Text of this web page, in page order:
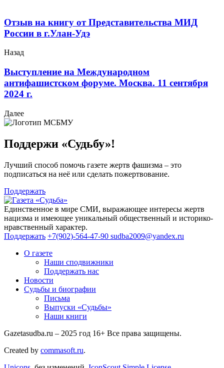
Отзыв на книгу от Представительства МИД
России в г.Улан-Удэ
Назад
Выступление на Международном
антифашистском форуме. Москва. 11 сентября
2024 г.
Далее
Поддержи «Судьбу»!
Лучший способ помочь газете жертв фашизма – это
подписаться на неё или сделать пожертвование.
Поддержать
Единственное в мире СМИ, выражающее интересы жертв
нацизма и имеющее уникальный общественный и историко-
нравственный характер.
Поддержать +7(902)-564-47-90 sudba2009@yandex.ru
О газете
Наши сподвижники
Поддержать нас
Новости
Судьбы и биографии
Письма
Выпуски «Судьбы»
Наши книги
Gazetasudba.ru – 2025 год 16+ Все права защищены.
Created by commasoft.ru.